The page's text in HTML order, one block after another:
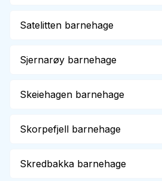
Satelitten barnehage
Sjernarøy barnehage
Skeiehagen barnehage
Skorpefjell barnehage
Skredbakka barnehage